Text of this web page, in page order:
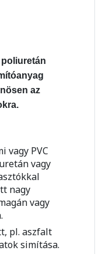
az
vagy PVC
vagy
nagy
vagy
pl. aszfalt
simítása.